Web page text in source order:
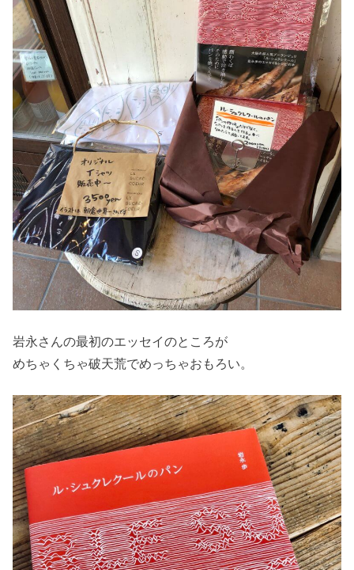
岩永さんの最初のエッセイのところが
めちゃくちゃ破天荒でめっちゃおもろい。